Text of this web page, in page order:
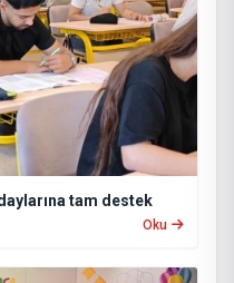
tam destek
Oku